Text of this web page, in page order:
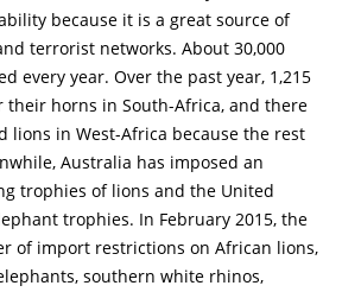
because it is a great source of
terrorist networks. About 30,000
every year. Over the past year, 1,215
their horns in South-Africa, and there
lions in West-Africa because the rest
Australia has imposed an
trophies of lions and the United
trophies. In February 2015, the
of import restrictions on African lions,
southern white rhinos,